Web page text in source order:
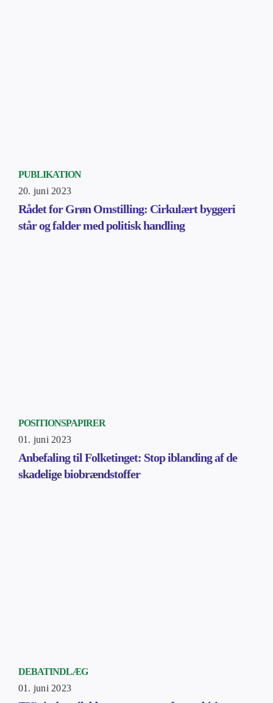
PUBLIKATION
20. juni 2023
Rådet for Grøn Omstilling: Cirkulært byggeri
står og falder med politisk handling
POSITIONSPAPIRER
01. juni 2023
Anbefaling til Folketinget: Stop iblanding af de
skadelige biobrændstoffer
DEBATINDLÆG
01. juni 2023